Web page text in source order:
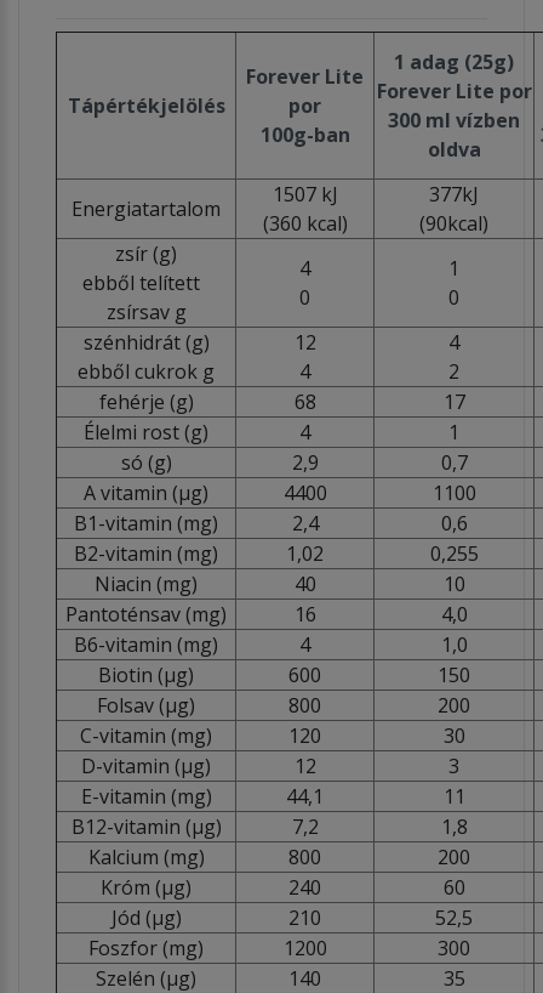
Tápértékjelölés
Forever Lite
por
100g-ban
1 adag (25g)
Forever Lite por
300 ml vízben
oldva
Energiatartalom
1507 kJ
(360 kcal)
377kJ
(90kcal)
zsír (g)
ebből telített
zsírsav g
4
0
1
0
szénhidrát (g)
ebből cukrok g
12
4
4
2
fehérje (g)
68
17
Élelmi rost (g)
4
1
só (g)
2,9
0,7
A vitamin (µg)
4400
1100
B1-vitamin (mg)
2,4
0,6
B2-vitamin (mg)
1,02
0,255
Niacin (mg)
40
10
Pantoténsav (mg)
16
4,0
B6-vitamin (mg)
4
1,0
Biotin (µg)
600
150
Folsav (µg)
800
200
C-vitamin (mg)
120
30
D-vitamin (µg)
12
3
E-vitamin (mg)
44,1
11
B12-vitamin (µg)
7,2
1,8
Kalcium (mg)
800
200
Króm (µg)
240
60
Jód (µg)
210
52,5
Foszfor (mg)
1200
300
Szelén (µg)
140
35